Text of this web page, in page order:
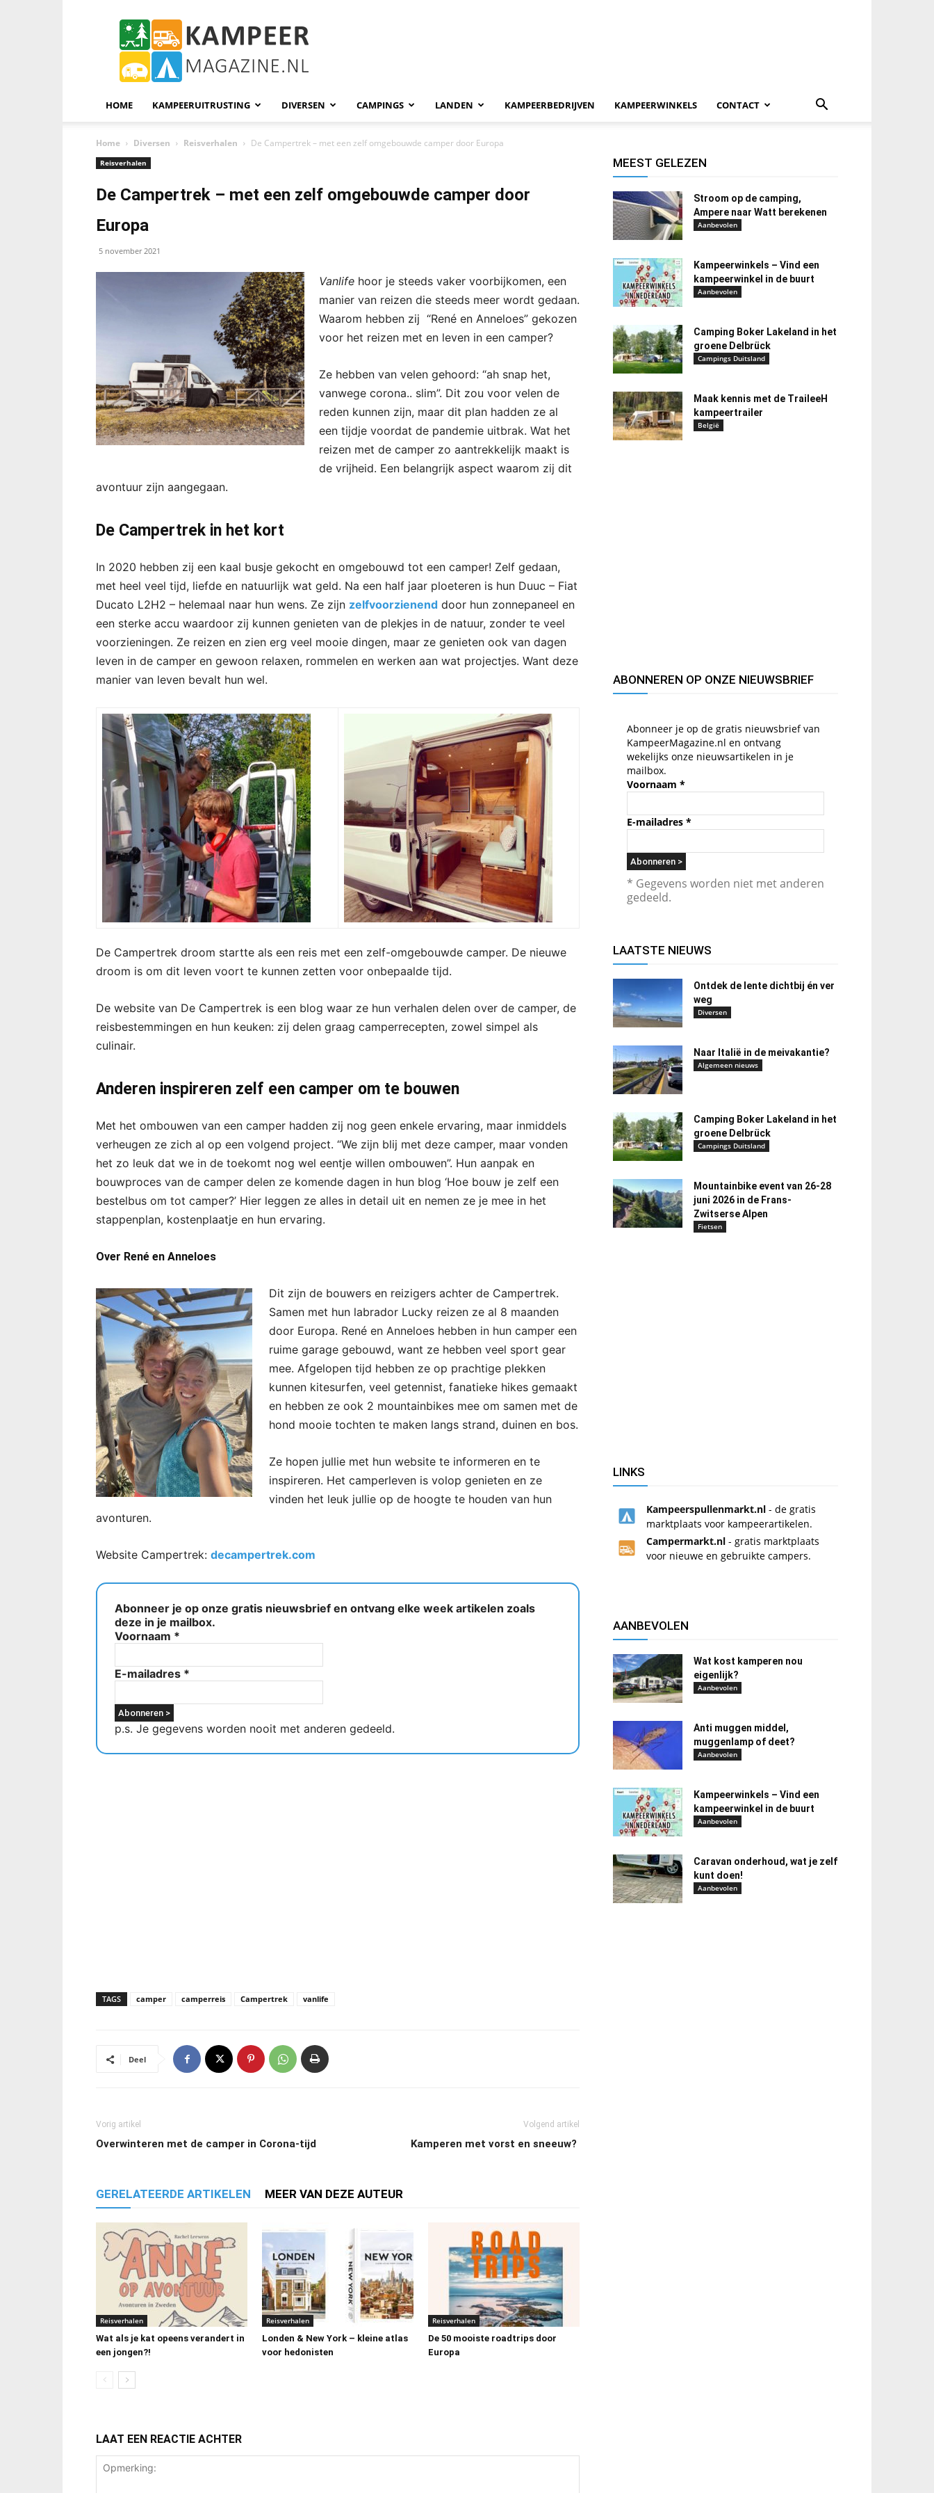
KampeerMagazine
HOME KAMPEERUITRUSTING DIVERSEN CAMPINGS LANDEN KAMPEERBEDRIJVEN KAMPEERWINKELS CONTACT
Home Diversen Reisverhalen De Campertrek – met een zelf omgebouwde camper door Europa
Reisverhalen
De Campertrek – met een zelf omgebouwde camper door
Europa
5 november 2021
Vanlife hoor je steeds vaker voorbijkomen, een
manier van reizen die steeds meer wordt gedaan.
Waarom hebben zij “René en Anneloes” gekozen
voor het reizen met en leven in een camper?
Ze hebben van velen gehoord: “ah snap het,
vanwege corona.. slim”. Dit zou voor velen de
reden kunnen zijn, maar dit plan hadden ze al
een tijdje voordat de pandemie uitbrak. Wat het
reizen met de camper zo aantrekkelijk maakt is
de vrijheid. Een belangrijk aspect waarom zij dit
avontuur zijn aangegaan.
De Campertrek in het kort
In 2020 hebben zij een kaal busje gekocht en omgebouwd tot een camper! Zelf gedaan,
met heel veel tijd, liefde en natuurlijk wat geld. Na een half jaar ploeteren is hun Duuc – Fiat
Ducato L2H2 – helemaal naar hun wens. Ze zijn zelfvoorzienend door hun zonnepaneel en
een sterke accu waardoor zij kunnen genieten van de plekjes in de natuur, zonder te veel
voorzieningen. Ze reizen en zien erg veel mooie dingen, maar ze genieten ook van dagen
leven in de camper en gewoon relaxen, rommelen en werken aan wat projectjes. Want deze
manier van leven bevalt hun wel.
De Campertrek droom startte als een reis met een zelf-omgebouwde camper. De nieuwe
droom is om dit leven voort te kunnen zetten voor onbepaalde tijd.
De website van De Campertrek is een blog waar ze hun verhalen delen over de camper, de
reisbestemmingen en hun keuken: zij delen graag camperrecepten, zowel simpel als
culinair.
Anderen inspireren zelf een camper om te bouwen
Met het ombouwen van een camper hadden zij nog geen enkele ervaring, maar inmiddels
verheugen ze zich al op een volgend project. “We zijn blij met deze camper, maar vonden
het zo leuk dat we in de toekomt nog wel eentje willen ombouwen”. Hun aanpak en
bouwproces van de camper delen ze komende dagen in hun blog ‘Hoe bouw je zelf een
bestelbus om tot camper?’ Hier leggen ze alles in detail uit en nemen ze je mee in het
stappenplan, kostenplaatje en hun ervaring.
Over René en Anneloes
Dit zijn de bouwers en reizigers achter de Campertrek.
Samen met hun labrador Lucky reizen ze al 8 maanden
door Europa. René en Anneloes hebben in hun camper een
ruime garage gebouwd, want ze hebben veel sport gear
mee. Afgelopen tijd hebben ze op prachtige plekken
kunnen kitesurfen, veel getennist, fanatieke hikes gemaakt
en hebben ze ook 2 mountainbikes mee om samen met de
hond mooie tochten te maken langs strand, duinen en bos.
Ze hopen jullie met hun website te informeren en te
inspireren. Het camperleven is volop genieten en ze
vinden het leuk jullie op de hoogte te houden van hun
avonturen.
Website Campertrek: decampertrek.com
Abonneer je op onze gratis nieuwsbrief en ontvang elke week artikelen zoals
deze in je mailbox.
Voornaam *
E-mailadres *
p.s. Je gegevens worden nooit met anderen gedeeld.
TAGS camper camperreis Campertrek vanlife
Deel
Vorig artikel
Overwinteren met de camper in Corona-tijd
Volgend artikel
Kamperen met vorst en sneeuw?
GERELATEERDE ARTIKELEN MEER VAN DEZE AUTEUR
Reisverhalen
Wat als je kat opeens verandert in
een jongen?!
Reisverhalen
Londen & New York – kleine atlas
voor hedonisten
Reisverhalen
De 50 mooiste roadtrips door
Europa
LAAT EEN REACTIE ACHTER
MEEST GELEZEN
Stroom op de camping,
Ampere naar Watt berekenen
Aanbevolen
Kampeerwinkels – Vind een
kampeerwinkel in de buurt
Aanbevolen
Camping Boker Lakeland in het
groene Delbrück
Campings Duitsland
Maak kennis met de TraileeH
kampeertrailer
België
ABONNEREN OP ONZE NIEUWSBRIEF
Abonneer je op de gratis nieuwsbrief van
KampeerMagazine.nl en ontvang
wekelijks onze nieuwsartikelen in je
mailbox.
Voornaam *
E-mailadres *
* Gegevens worden niet met anderen
gedeeld.
LAATSTE NIEUWS
Ontdek de lente dichtbij én ver
weg
Diversen
Naar Italië in de meivakantie?
Algemeen nieuws
Camping Boker Lakeland in het
groene Delbrück
Campings Duitsland
Mountainbike event van 26-28
juni 2026 in de Frans-
Zwitserse Alpen
Fietsen
LINKS
Kampeerspullenmarkt.nl - de gratis
marktplaats voor kampeerartikelen.
Campermarkt.nl - gratis marktplaats
voor nieuwe en gebruikte campers.
AANBEVOLEN
Wat kost kamperen nou
eigenlijk?
Aanbevolen
Anti muggen middel,
muggenlamp of deet?
Aanbevolen
Kampeerwinkels – Vind een
kampeerwinkel in de buurt
Aanbevolen
Caravan onderhoud, wat je zelf
kunt doen!
Aanbevolen